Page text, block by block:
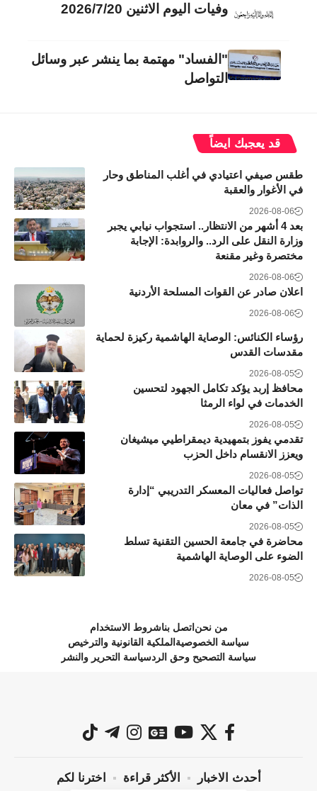
وفيات اليوم الاثنين 2026/7/20
"الفساد" مهتمة بما ينشر عبر وسائل
التواصل
قد يعجبك ايضاً
طقس صيفي اعتيادي في أغلب المناطق وحار
في الأغوار والعقبة
2026-08-06
بعد 4 أشهر من الانتظار.. استجواب نيابي يجبر
وزارة النقل على الرد.. والروابدة: الإجابة
مختصرة وغير مقنعة
2026-08-06
اعلان صادر عن القوات المسلحة الأردنية
2026-08-06
رؤساء الكنائس: الوصاية الهاشمية ركيزة لحماية
مقدسات القدس
2026-08-05
محافظ إربد يؤكد تكامل الجهود لتحسين
الخدمات في لواء الرمثا
2026-08-05
تقدمي يفوز بتمهيدية ديمقراطيي ميشيغان
ويعزز الانقسام داخل الحزب
2026-08-05
تواصل فعاليات المعسكر التدريبي “إدارة
الذات” في معان
2026-08-05
محاضرة في جامعة الحسين التقنية تسلط
الضوء على الوصاية الهاشمية
2026-08-05
من نحن اتصل بناشروط الاستخدام
سياسة الخصوصية الملكية القانونية والترخيص
سياسة التصحيح وحق الردسياسة التحرير والنشر
أحدث الاخبار الأكثر قراءة اخترنا لكم